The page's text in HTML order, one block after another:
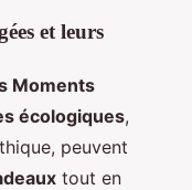
et leurs
Moments
écologiques,
peuvent
tout en